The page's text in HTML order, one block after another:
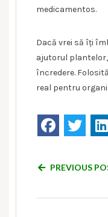
medicamentos.
Dacă vrei să îți
ajutorul
încredere.
real pentru
PREVIOUS